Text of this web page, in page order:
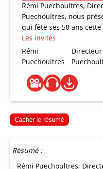
Rémi Puechoultres,
Puechoultres, nous
qui fête ses 50 ans cette
Les invités
Rémi
Puechoultres
Cacher le résumé
Résumé :
Rémi Puechoultres,